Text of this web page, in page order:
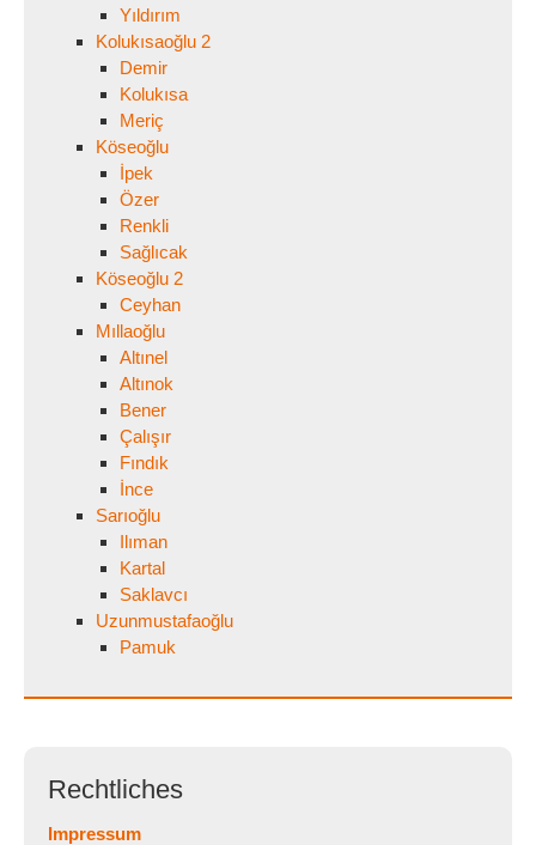
Yıldırım
Kolukısaoğlu 2
Demir
Kolukısa
Meriç
Köseoğlu
İpek
Özer
Renkli
Sağlıcak
Köseoğlu 2
Ceyhan
Mıllaoğlu
Altınel
Altınok
Bener
Çalışır
Fındık
İnce
Sarıoğlu
Ilıman
Kartal
Saklavcı
Uzunmustafaoğlu
Pamuk
Rechtliches
Impressum